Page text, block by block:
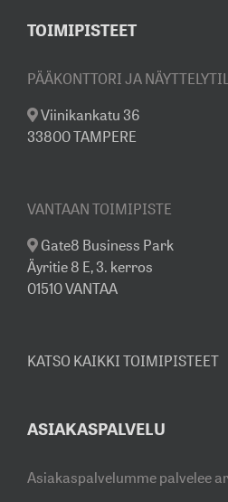
TOIMIPISTEET
PÄÄKONTTORI JA
Viinikankatu 36
33800 TAMPERE
VANTAAN TOIMIPISTE
Gate8 Business Park
Äyritie 8 E, 3. kerros
01510 VANTAA
KATSO KAIKKI TOIMIPISTEET
ASIAKASPALVELU
Asiakaspalvelumme palvelee